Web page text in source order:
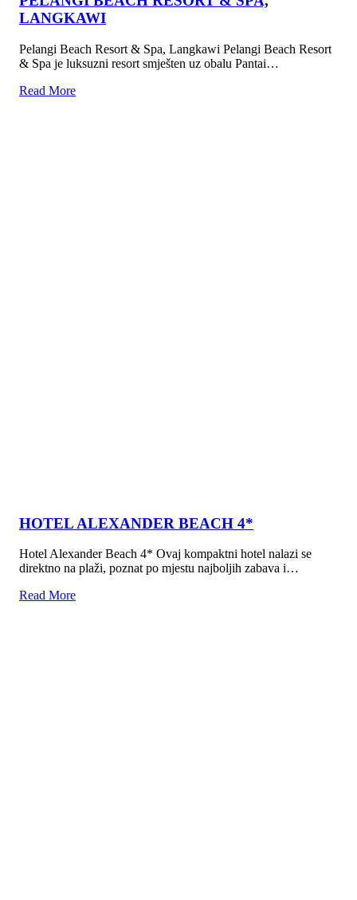
LANGKAWI
Pelangi Beach Resort & Spa, Langkawi Pelangi Beach Resort
& Spa je luksuzni resort smješten uz obalu Pantai…
Read More
HOTEL ALEXANDER BEACH 4*
Hotel Alexander Beach 4* Ovaj kompaktni hotel nalazi se
direktno na plaži, poznat po mjestu najboljih zabava i…
Read More